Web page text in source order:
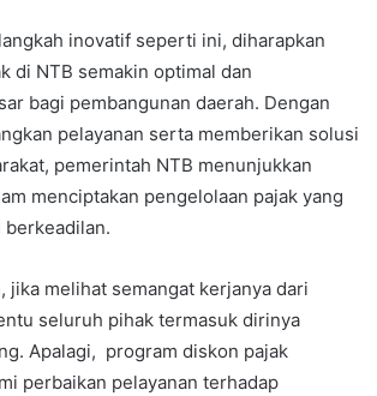
inovatif seperti ini, diharapkan
di NTB semakin optimal dan
bagi pembangunan daerah. Dengan
pelayanan serta memberikan solusi
pemerintah NTB menunjukkan
menciptakan pengelolaan pajak yang
jika melihat semangat kerjanya dari
seluruh pihak termasuk dirinya
Apalagi, program diskon pajak
perbaikan pelayanan terhadap